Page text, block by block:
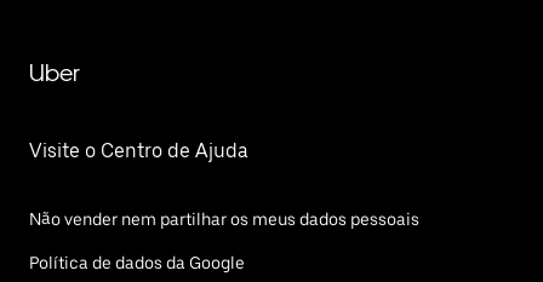
Uber
Visite o Centro de Ajuda
Não vender nem partilhar os meus dados pessoais
Política de dados da Google